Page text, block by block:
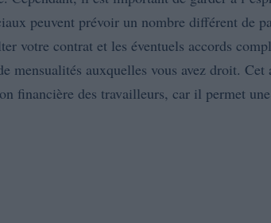
peuvent prévoir un nombre différent de
votre contrat et les éventuels accords
mensualités auxquelles vous avez droit. Cet
financière des travailleurs, car il permet